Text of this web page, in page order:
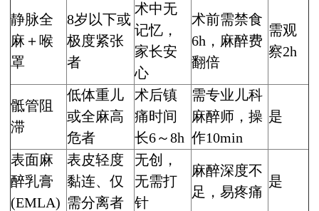
静脉全
麻＋喉
罩
8岁以下或
极度紧张
者
术中无
记忆，
家长安
心
术前需禁食
6h，麻醉费
翻倍
需观
察2h
骶管阻
滞
低体重儿
或全麻高
危者
术后镇
痛时间
长6～8h
需专业儿科
麻醉师，操
作10min
是
表面麻
醉乳膏
(EMLA)
表皮轻度
黏连、仅
需分离者
无创，
无需打
针
麻醉深度不
足，易疼痛
是